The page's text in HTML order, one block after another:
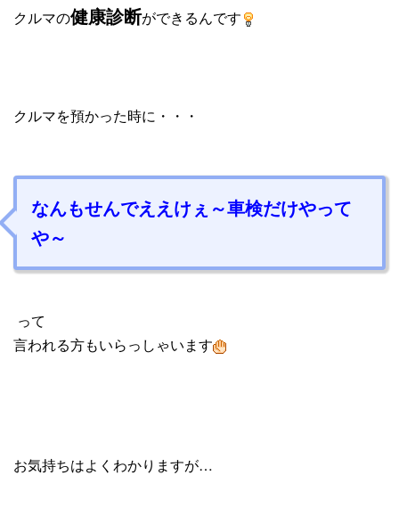
クルマの健康診断ができるんです
クルマを預かった時に・・・
なんもせんでええけぇ～車検だけやって
や～
って
言われる方もいらっしゃいます
お気持ちはよくわかりますが…